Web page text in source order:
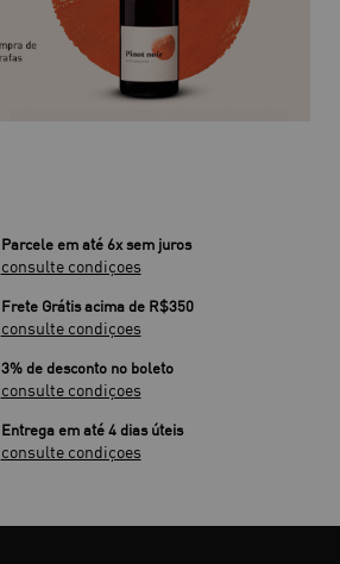
Parcele em até 6x sem juros
consulte condiçoes
Frete Grátis acima de R$350
consulte condiçoes
3% de desconto no boleto
consulte condiçoes
Entrega em até 4 dias úteis
consulte condiçoes